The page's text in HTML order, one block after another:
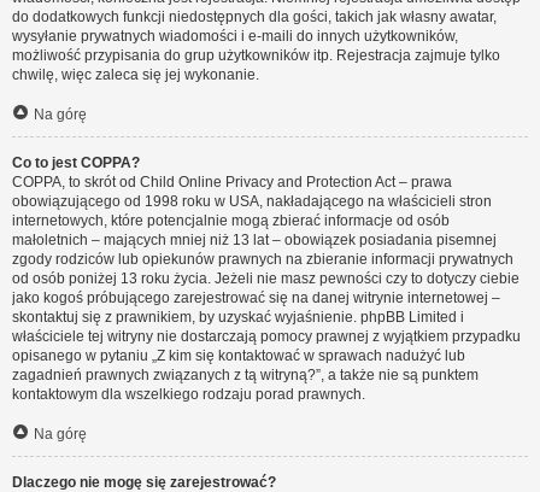
do dodatkowych funkcji niedostępnych dla gości, takich jak własny awatar,
wysyłanie prywatnych wiadomości i e-maili do innych użytkowników,
możliwość przypisania do grup użytkowników itp. Rejestracja zajmuje tylko
chwilę, więc zaleca się jej wykonanie.
Na górę
Co to jest COPPA?
COPPA, to skrót od Child Online Privacy and Protection Act – prawa
obowiązującego od 1998 roku w USA, nakładającego na właścicieli stron
internetowych, które potencjalnie mogą zbierać informacje od osób
małoletnich – mających mniej niż 13 lat – obowiązek posiadania pisemnej
zgody rodziców lub opiekunów prawnych na zbieranie informacji prywatnych
od osób poniżej 13 roku życia. Jeżeli nie masz pewności czy to dotyczy ciebie
jako kogoś próbującego zarejestrować się na danej witrynie internetowej –
skontaktuj się z prawnikiem, by uzyskać wyjaśnienie. phpBB Limited i
właściciele tej witryny nie dostarczają pomocy prawnej z wyjątkiem przypadku
opisanego w pytaniu „Z kim się kontaktować w sprawach nadużyć lub
zagadnień prawnych związanych z tą witryną?”, a także nie są punktem
kontaktowym dla wszelkiego rodzaju porad prawnych.
Na górę
Dlaczego nie mogę się zarejestrować?